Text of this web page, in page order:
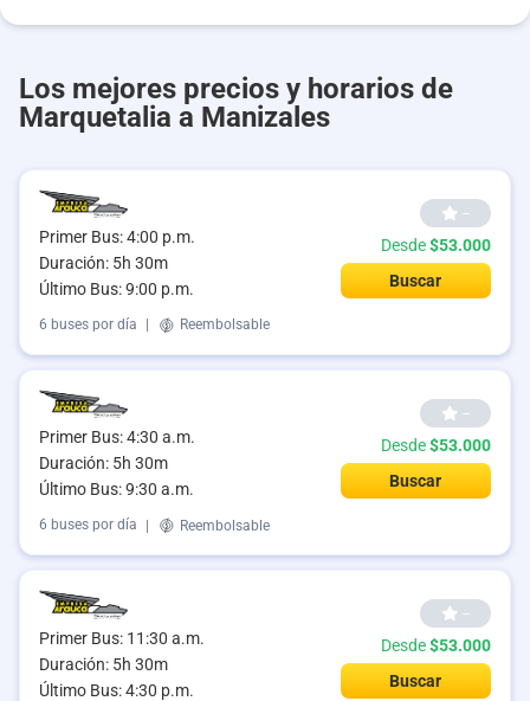
Los mejores precios y horarios de
Marquetalia a Manizales
Primer Bus: 4:00 p.m.
Duración: 5h 30m
Último Bus: 9:00 p.m.
--
Desde$53.000
Buscar
6 buses por día Reembolsable
Primer Bus: 4:30 a.m.
Duración: 5h 30m
Último Bus: 9:30 a.m.
--
Desde$53.000
Buscar
6 buses por día | Reembolsable
Primer Bus: 11:30 a.m.
Duración: 5h 30m
Último Bus: 4:30 p.m.
--
Desde$53.000
Buscar